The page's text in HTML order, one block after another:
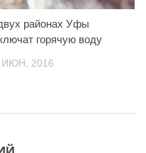
районах Уфы
горячую воду
ИЮН, 2016